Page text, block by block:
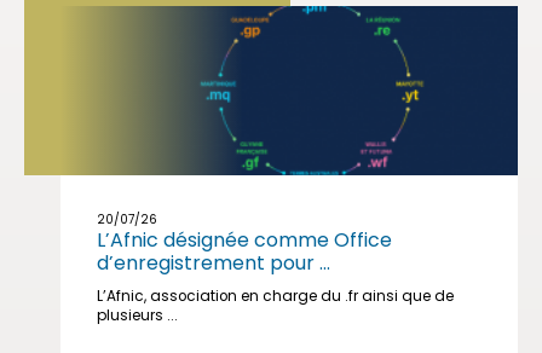
20/07/26
L’Afnic désignée comme Office
d’enregistrement pour ...
L’Afnic, association en charge du .fr ainsi que de
plusieurs ...